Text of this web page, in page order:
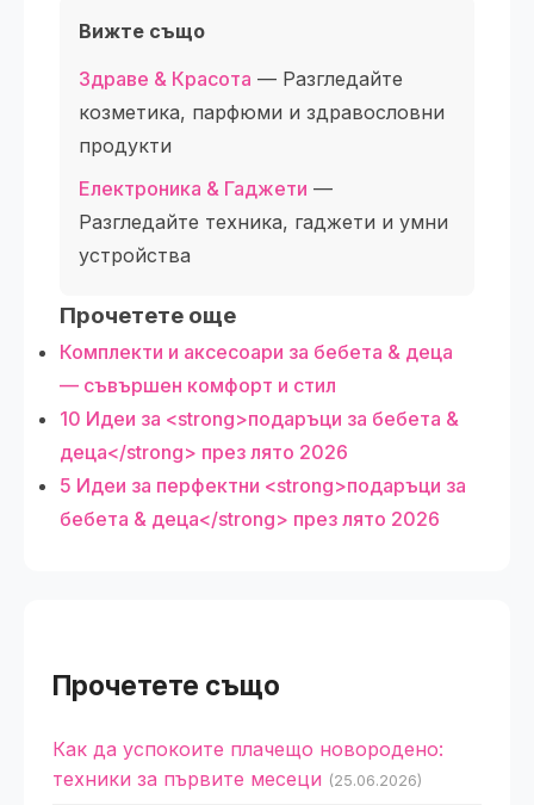
Вижте също
Здраве & Красота — Разгледайте
козметика, парфюми и здравословни
продукти
Електроника & Гаджети —
Разгледайте техника, гаджети и умни
устройства
Прочетете още
Комплекти и аксесоари за бебета & деца
— съвършен комфорт и стил
10 Идеи за <strong>подаръци за бебета &
деца</strong> през лято 2026
5 Идеи за перфектни <strong>подаръци за
бебета & деца</strong> през лято 2026
Прочетете също
Как да успокоите плачещо новородено:
техники за първите месеци (25.06.2026)